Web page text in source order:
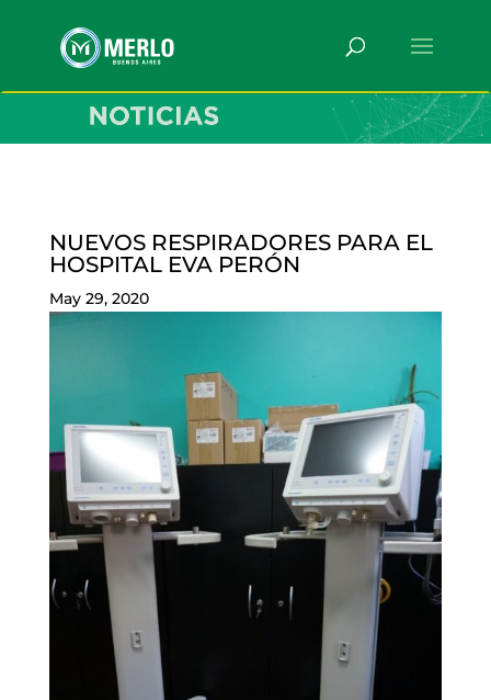
NUEVOS RESPIRADORES PARA EL
HOSPITAL EVA PERÓN
May 29, 2020